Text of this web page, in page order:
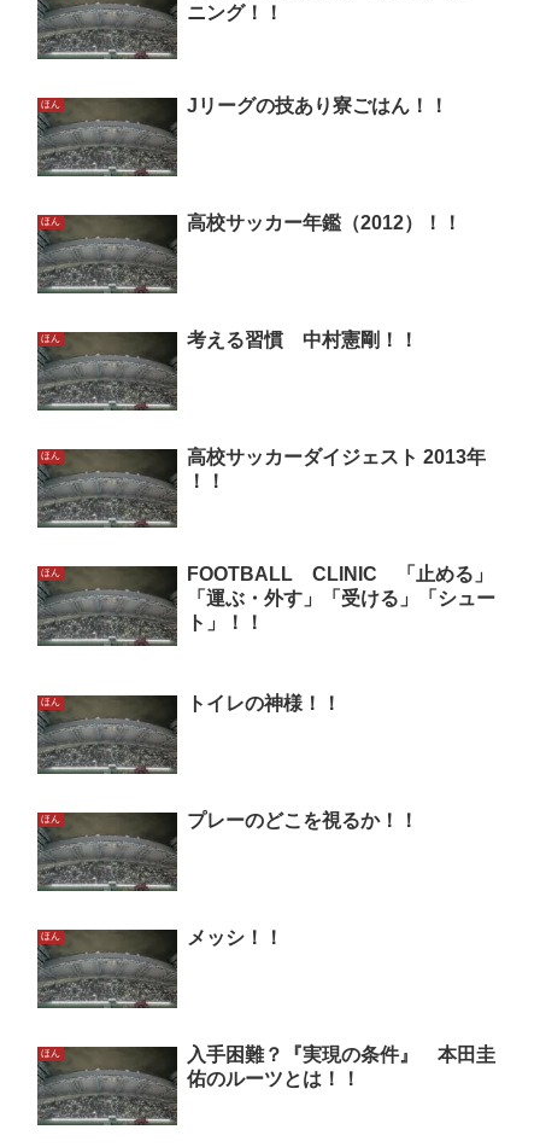
ニング！！
ほん Jリーグの技あり寮ごはん！！
ほん 高校サッカー年鑑（2012）！！
ほん 考える習慣 中村憲剛！！
ほん
高校サッカーダイジェスト 2013年
！！
ほん
FOOTBALL CLINIC 「止める」
「運ぶ・外す」「受ける」「シュー
ト」！！
ほん トイレの神様！！
ほん プレーのどこを視るか！！
ほん メッシ！！
ほん
入手困難？『実現の条件』 本田圭
佑のルーツとは！！